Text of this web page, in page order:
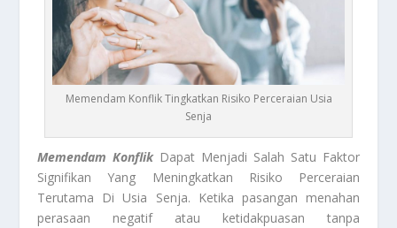
Memendam Konflik Tingkatkan Risiko Perceraian Usia
Senja
Memendam KonflikDapat Menjadi Salah Satu Faktor
Signifikan Yang Meningkatkan Risiko Perceraian
Terutama Di Usia Senja. Ketika pasangan menahan
perasaan negatif atau ketidakpuasan tanpa